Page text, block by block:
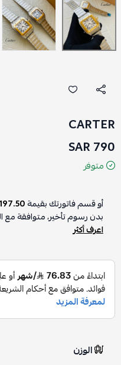
CARTER
790 SAR
متوفر
أو قسم فاتورتك بقيمة197.50
بدون رسوم تأخير، متوافقة مع
اعرف أكثر
الوزن